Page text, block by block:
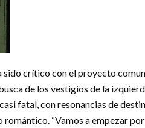
crítico con el proyecto
de los vestigios de la
fatal, con resonancias de
romántico. “Vamos a empezar